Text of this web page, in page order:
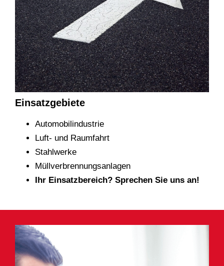
Einsatzgebiete
Automobilindustrie
Luft- und Raumfahrt
Stahlwerke
Müllverbrennungsanlagen
Ihr Einsatzbereich? Sprechen Sie uns an!